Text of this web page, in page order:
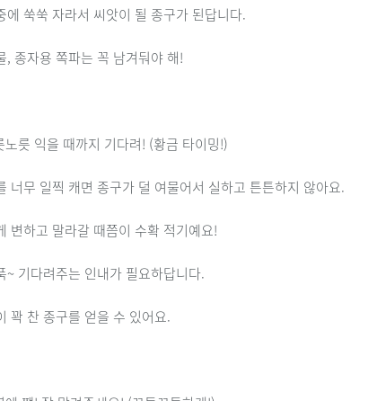
에 쑥쑥 자라서 씨앗이 될 종구가 된답니다.
, 종자용 쪽파는 꼭 남겨둬야 해!
노릇 익을 때까지 기다려! (황금 타이밍!)
너무 일찍 캐면 종구가 덜 여물어서 실하고 튼튼하지 않아요.
변하고 말라갈 때쯤이 수확 적기예요!
~ 기다려주는 인내가 필요하답니다.
꽉 찬 종구를 얻을 수 있어요.